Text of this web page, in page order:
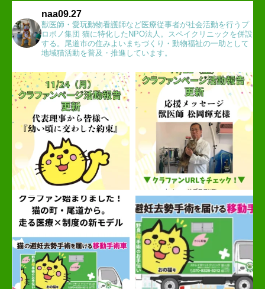
naa09.27
獣医師・愛玩動物看護師など医療従事者が社会活動を行うプ
ロボノ集団 猫に特化したNPO法人。スペイクリニックを併設
する。尾道市の住みよいまちづくり・動物福祉の一助として
地域猫活動を普及・推進しています。